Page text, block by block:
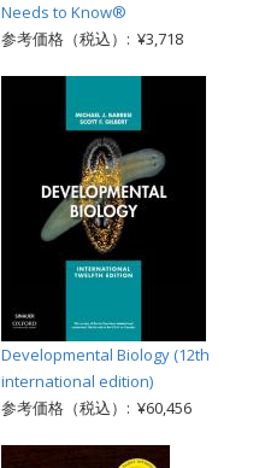
Needs to Know®
参考価格（税込）: ¥3,718
Developmental Biology (12th
international edition)
参考価格（税込）: ¥60,456